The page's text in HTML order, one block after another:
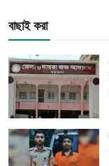
বাছাই করা